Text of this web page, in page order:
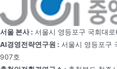
서울 본사 : 서울시 영등포구 국회대
AI경영전략연구원 : 서울시 영등포구
907호